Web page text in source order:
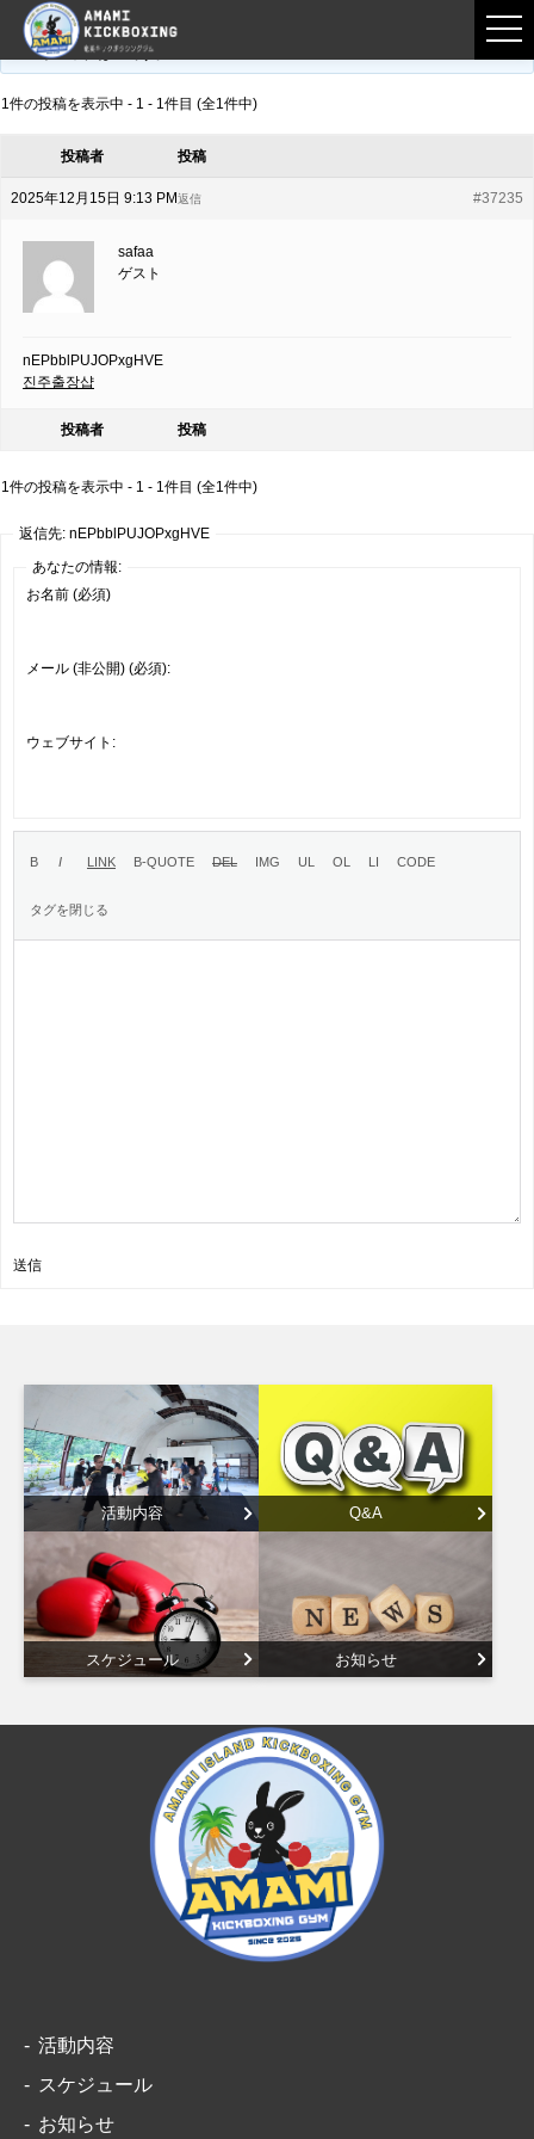
フロントページ › フォーラム
このトピックは空です。
1件の投稿を表示中 - 1 - 1件目 (全1件中)
投稿者 投稿
2025年12月15日 9:13 PM #37235
返信
safaa
ゲスト
nEPbblPUJOPxgHVE
진주출장샵
投稿者 投稿
1件の投稿を表示中 - 1 - 1件目 (全1件中)
返信先: nEPbblPUJOPxgHVE
あなたの情報:
お名前 (必須)
メール (非公開) (必須):
ウェブサイト:
送信
活動内容 Q&A
スケジュール お知らせ
活動内容
スケジュール
お知らせ